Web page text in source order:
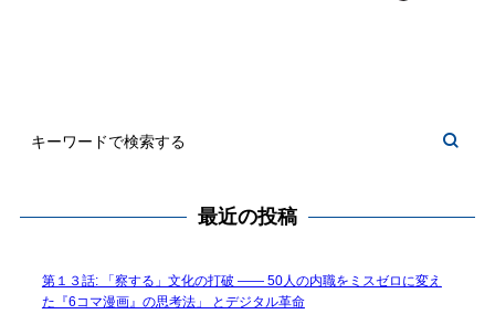
最近の投稿
第１３話: 「察する」文化の打破 —— 50人の内職をミスゼロに変え
た『6コマ漫画』の思考法」 とデジタル革命